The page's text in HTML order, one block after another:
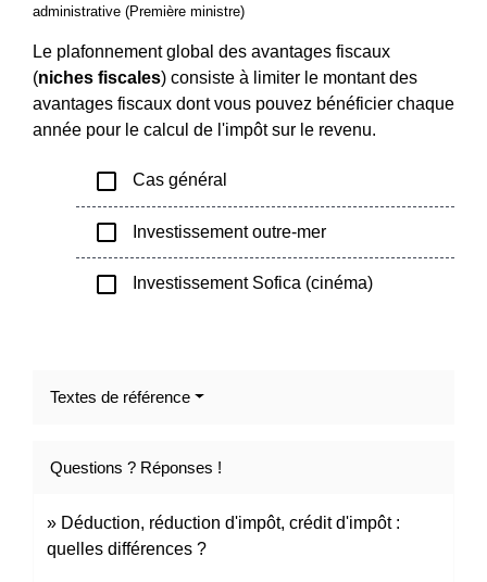
administrative (Première ministre)
Le plafonnement global des avantages fiscaux
(niches fiscales) consiste à limiter le montant des
avantages fiscaux dont vous pouvez bénéficier chaque
année pour le calcul de l'impôt sur le revenu.
check_box_outline_blank Cas général
check_box_outline_blank Investissement outre-mer
check_box_outline_blank Investissement Sofica (cinéma)
Textes de référence
Questions ? Réponses !
Déduction, réduction d'impôt, crédit d'impôt :
quelles différences ?